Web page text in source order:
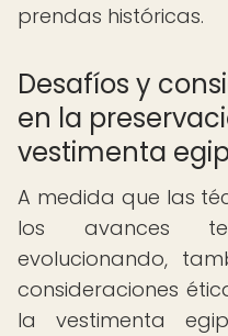
prendas históricas.
Desafíos y
en la
vestimenta
A medida que las
los avances
evolucionando,
consideraciones
la vestimenta